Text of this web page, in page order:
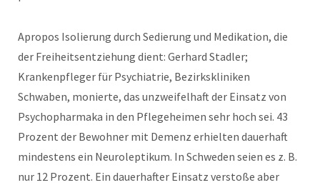
Apropos Isolierung durch Sedierung und Medikation, die
der Freiheitsentziehung dient: Gerhard Stadler;
Krankenpfleger für Psychiatrie, Bezirkskliniken
Schwaben, monierte, das unzweifelhaft der Einsatz von
Psychopharmaka in den Pflegeheimen sehr hoch sei. 43
Prozent der Bewohner mit Demenz erhielten dauerhaft
mindestens ein Neuroleptikum. In Schweden seien es z. B.
nur 12 Prozent. Ein dauerhafter Einsatz verstoße aber